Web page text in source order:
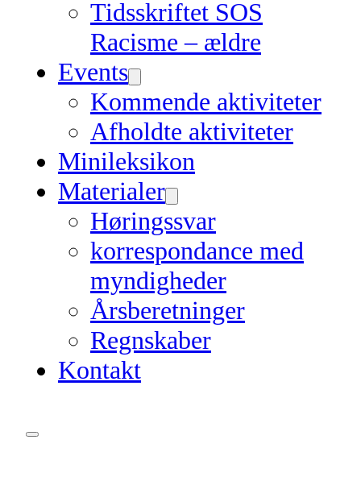
Tidsskriftet SOS
Racisme – ældre
Events
Kommende aktiviteter
Afholdte aktiviteter
Minileksikon
Materialer
Høringssvar
korrespondance med
myndigheder
Årsberetninger
Regnskaber
Kontakt